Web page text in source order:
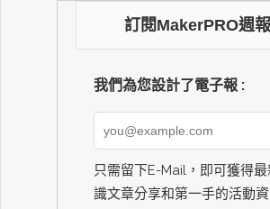
訂閱MakerPRO週
我們為您設計了電子報 :
只需留下E-Mail，即可獲得
識文章分享和第一手的活動